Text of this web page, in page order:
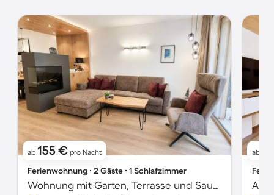
ab 155 € pro Nacht
Ferienwohnung ∙ 2 Gäste ∙ 1 Schlafzimmer
Wohnung mit Garten, Terrasse und Sauna | Bergblick
ab